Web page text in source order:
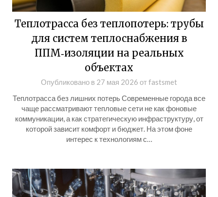
Теплотрасса без теплопотерь: трубы
для систем теплоснабжения в
ППМ‑изоляции на реальных
объектах
Опубликовано в 27 мая 2026 отfastsmet
Теплотрасса без лишних потерь Современные города все
чаще рассматривают тепловые сети не как фоновые
коммуникации, а как стратегическую инфраструктуру, от
которой зависит комфорт и бюджет. На этом фоне
интерес к технологиям с…